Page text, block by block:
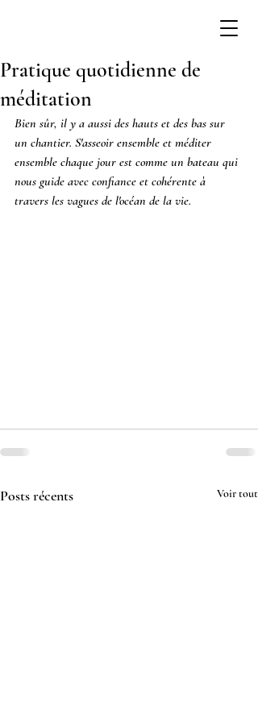
Pratique quotidienne de
méditation
Bien sûr, il y a aussi des hauts et des bas sur
un chantier. S'asseoir ensemble et méditer
ensemble chaque jour est comme un bateau qui
nous guide avec confiance et cohérente à
travers les vagues de l'océan de la vie.
Posts récents Voir tout